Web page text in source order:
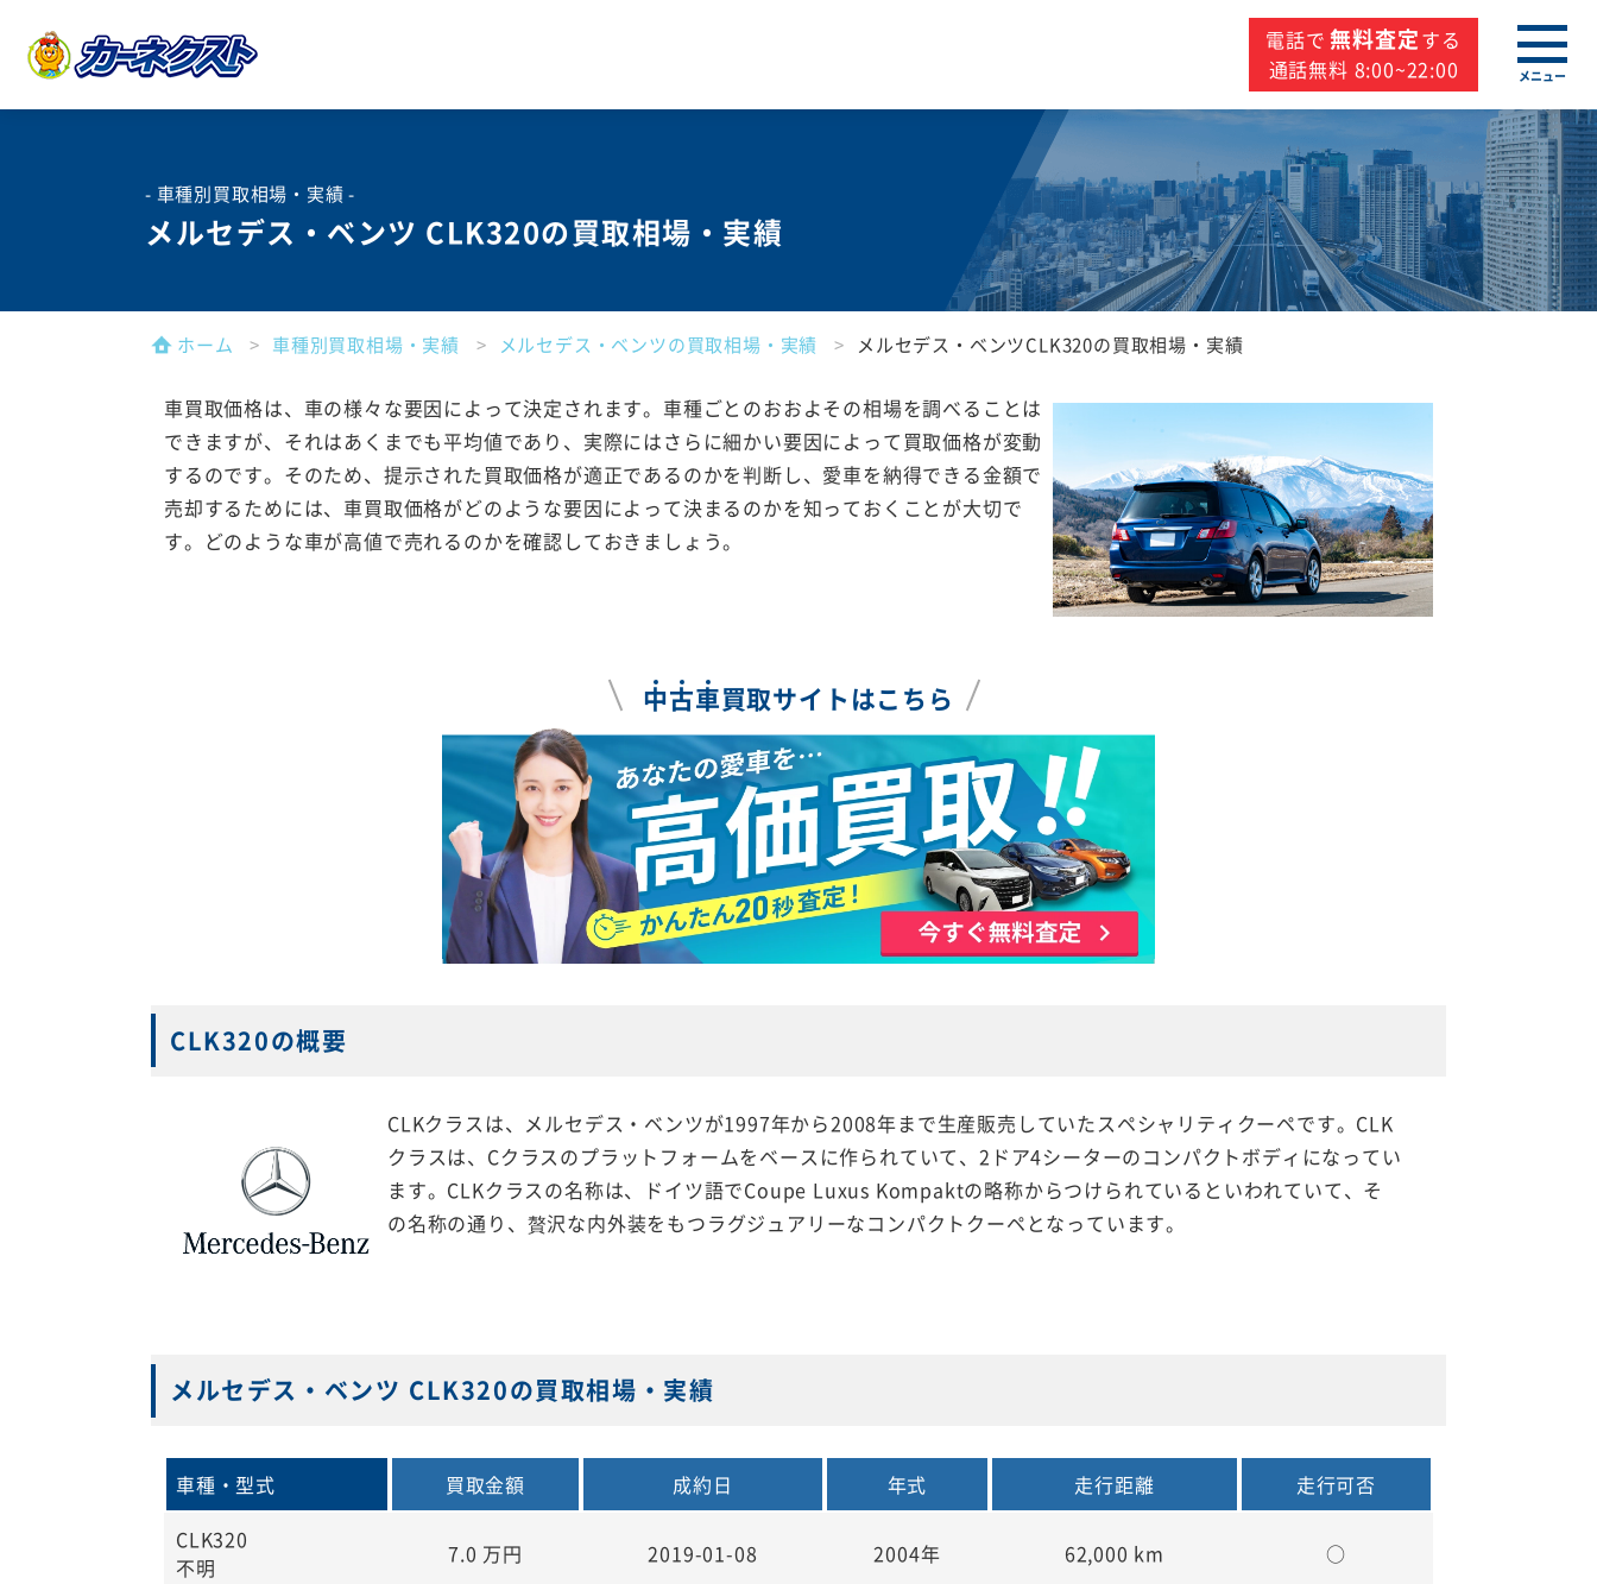
電話で 無料査定する
通話無料 8:00~22:00
メニュー
- 車種別買取相場・実績 -
メルセデス・ベンツ CLK320の買取相場・実績
ホーム 車種別買取相場・実績 メルセデス・ベンツの買取相場・実績 メルセデス・ベンツCLK320の買取相場・実績
車買取価格は、車の様々な要因によって決定されます。車種ごとのおおよその相場を調べることは
できますが、それはあくまでも平均値であり、実際にはさらに細かい要因によって買取価格が変動
するのです。そのため、提示された買取価格が適正であるのかを判断し、愛車を納得できる金額で
売却するためには、車買取価格がどのような要因によって決まるのかを知っておくことが大切で
す。どのような車が高値で売れるのかを確認しておきましょう。
中古車買取サイトはこちら
CLK320の概要
CLKクラスは、メルセデス・ベンツが1997年から2008年まで生産販売していたスペシャリティクーペです。CLK
クラスは、Cクラスのプラットフォームをベースに作られていて、2ドア4シーターのコンパクトボディになってい
ます。CLKクラスの名称は、ドイツ語でCoupe Luxus Kompaktの略称からつけられているといわれていて、そ
の名称の通り、贅沢な内外装をもつラグジュアリーなコンパクトクーペとなっています。
メルセデス・ベンツ CLK320の買取相場・実績
車種・型式 買取金額 成約日 年式 走行距離
走行可否
CLK320
不明
7.0 万円 2019-01-08 2004年 62,000 km ○